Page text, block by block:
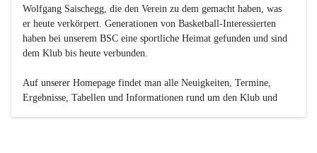
Wolfgang Saischegg, die den Verein zu dem gemacht haben, was
er heute verkörpert. Generationen von Basketball-Interessierten
haben bei unserem BSC eine sportliche Heimat gefunden und sind
dem Klub bis heute verbunden.
Auf unserer Homepage findet man alle Neuigkeiten, Termine,
Ergebnisse, Tabellen und Informationen rund um den Klub und